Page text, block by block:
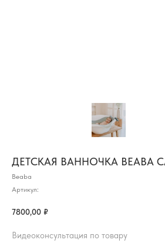
ДЕТСКАЯ ВАННОЧКА BEABA
Beaba
Артикул:
7800,00 ₽
Видеоконсультация по товару